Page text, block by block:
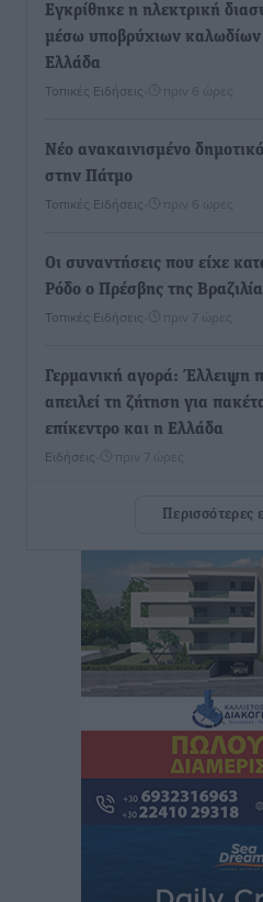
Εγκρίθηκε η ηλεκτρική
μέσω υποβρύχιων καλωδίων
Ελλάδα
Τοπικές Ειδήσεις πριν 6 ώρες
Νέο ανακαινισμένο
στην Πάτμο
Τοπικές Ειδήσεις πριν 6 ώρες
Οι συναντήσεις που είχε
Ρόδο ο Πρέσβης της
Τοπικές Ειδήσεις πριν 7 ώρες
Γερμανική αγορά: Έλλειψη
απειλεί τη ζήτηση για
επίκεντρο και η Ελλάδα
Ειδήσεις πριν 7 ώρες
Νέο ξενοδοχείο στη Ρόδο
Τοπικές Ειδήσεις• πριν 7 ώρες
Αυτοκίνητο μπήκε
Μαστιχάρι –
Τοπικές Ειδήσεις• πριν 7 ώρες
“Η Ευρώπη αντιμετώπιζε το
τρόμου” – Η συγκλονιστική
Γιασιράνη στον RV για τα
Περισσότερες